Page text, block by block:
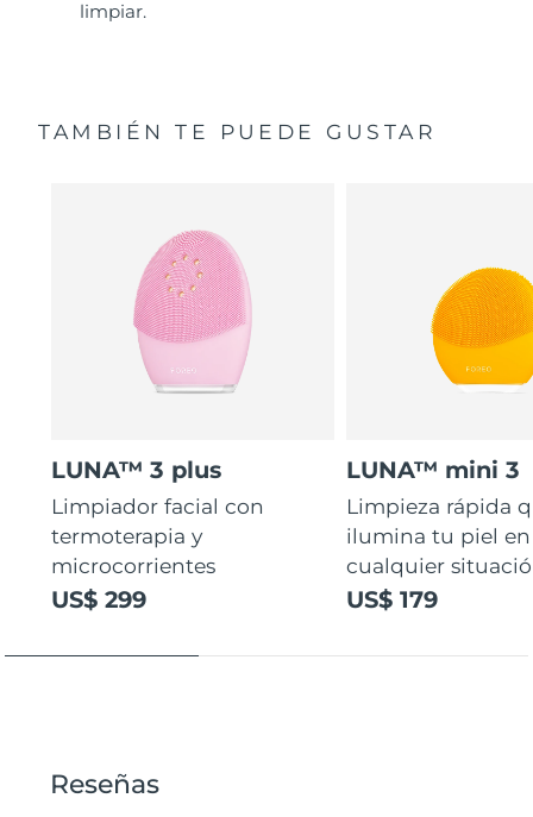
limpiar.
TAMBIÉN TE PUEDE GUSTAR
LUNA™ 3 plus
Limpiador facial con
termoterapia y
microcorrientes
US$ 299
LUNA™ mini 3
Limpieza rápida
ilumina tu piel en
cualquier
US$ 179